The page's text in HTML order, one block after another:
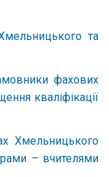
та
фахових
кваліфікації
Хмельницького
– вчителями